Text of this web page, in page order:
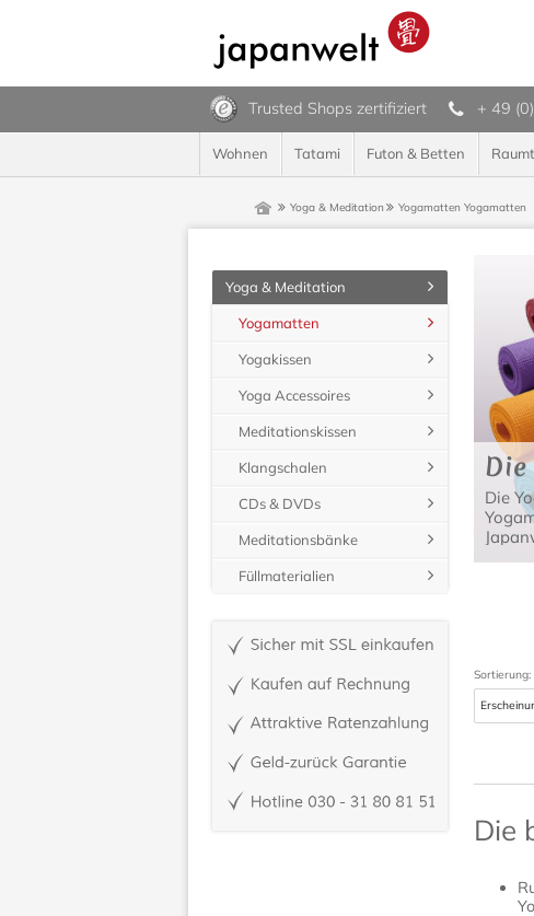
Trusted Shops zertifiziert + 49
Wohnen Tatami Futon & Betten
Yoga & Meditation Yogamatten Yogamatten
Die
Sortierung:
Die
Yoga & Meditation
Yogamatten
Yogakissen
Yoga Accessoires
Meditationskissen
Klangschalen
CDs & DVDs
Meditationsbänke
Füllmaterialien